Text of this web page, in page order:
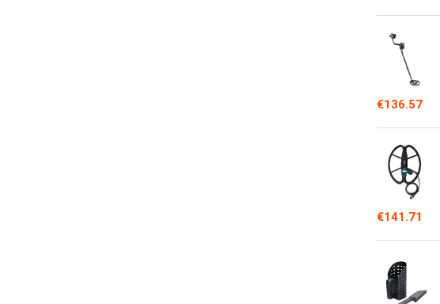
€136.57
€141.71